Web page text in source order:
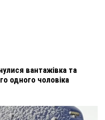
вантажівка та
одного чоловіка